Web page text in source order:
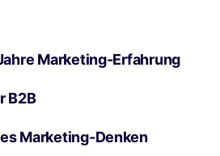
Marketing-Erfahrung
B2B
Marketing-Denken